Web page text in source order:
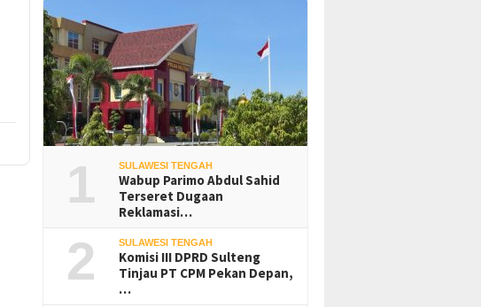
1 SULAWESI TENGAH
Wabup Parimo Abdul Sahid
Terseret Dugaan
Reklamasi…
2 SULAWESI TENGAH
Komisi III DPRD Sulteng
Tinjau PT CPM Pekan Depan,
…